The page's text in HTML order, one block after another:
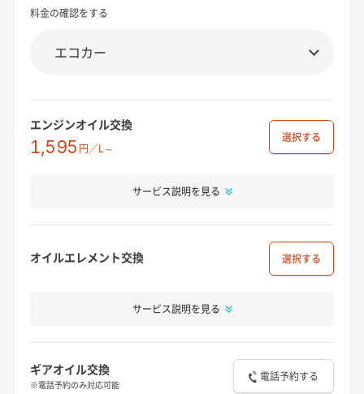
料金の確認をする
エンジンオイル交換
1,595 円／L～
選択
サービス説明を見る
オイルエレメント交換 選択
サービス説明を見る
ギアオイル交換
※電話予約のみ対応可能
電話予約する